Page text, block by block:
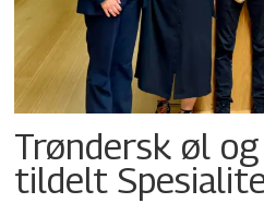
Trøndersk øl
tildelt